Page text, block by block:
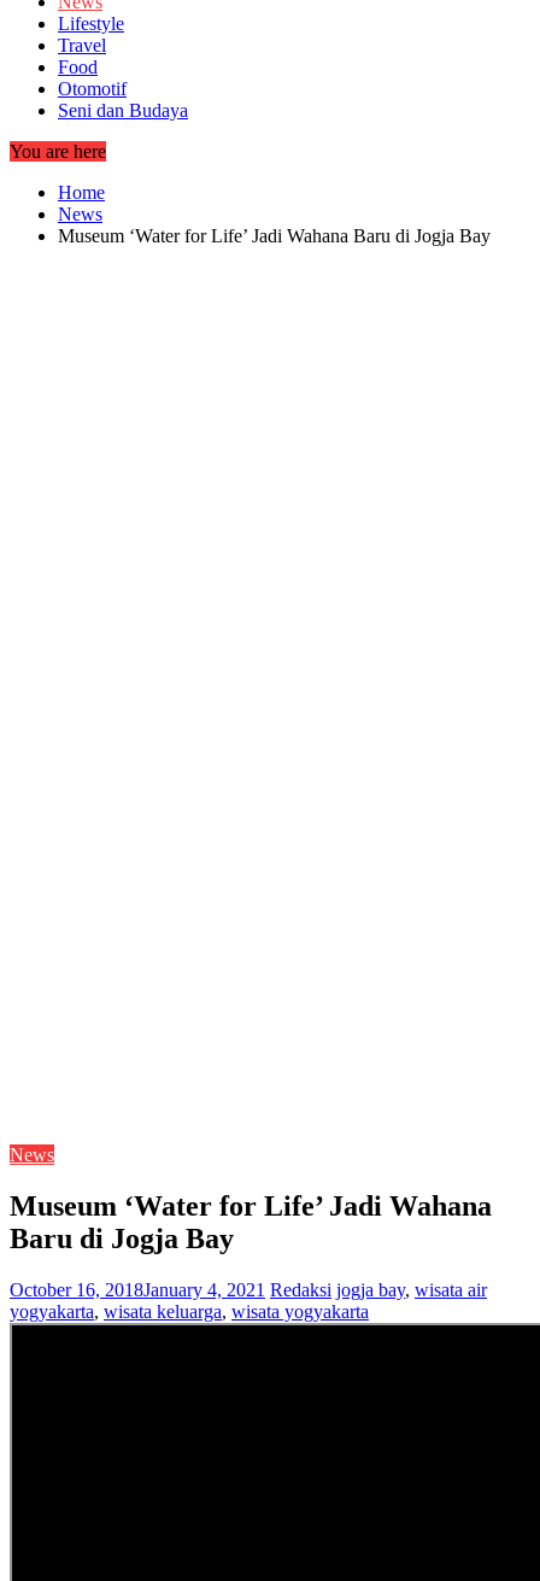
Lifestyle
Travel
Food
Otomotif
Seni dan Budaya
You are here
Home
News
Museum ‘Water for Life’ Jadi Wahana Baru di Jogja Bay
News
Museum ‘Water for Life’ Jadi Wahana
Baru di Jogja Bay
October 16, 2018January 4, 2021 Redaksi jogja bay, wisata air
yogyakarta, wisata keluarga, wisata yogyakarta